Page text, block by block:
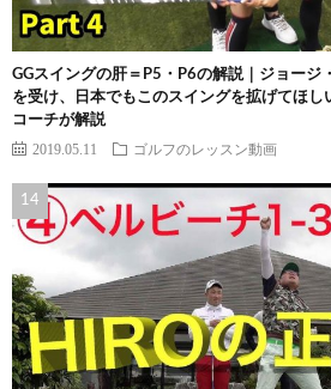
GGスイングの肝＝P5・P6の解説｜ジョージ
を受け、日本でもこのスイングを拡げてほし
コーチが解説
2019.05.11 ゴルフのレッスン動画